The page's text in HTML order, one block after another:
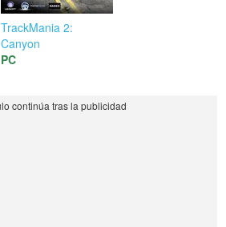
TrackMania 2:
Canyon
PC